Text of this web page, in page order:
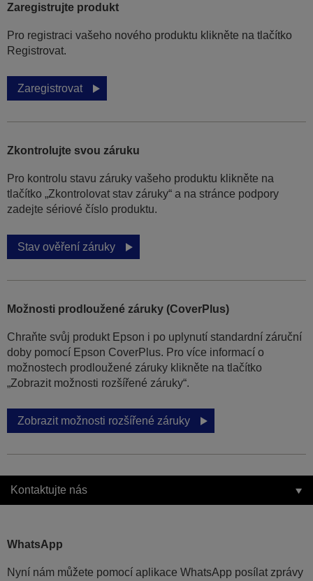
Zaregistrujte produkt
Pro registraci vašeho nového produktu klikněte na tlačítko
Registrovat.
Zaregistrovat
Zkontrolujte svou záruku
Pro kontrolu stavu záruky vašeho produktu klikněte na
tlačítko „Zkontrolovat stav záruky“ a na stránce podpory
zadejte sériové číslo produktu.
Stav ověření záruky
Možnosti prodloužené záruky (CoverPlus)
Chraňte svůj produkt Epson i po uplynutí standardní záruční
doby pomocí Epson CoverPlus. Pro více informací o
možnostech prodloužené záruky klikněte na tlačítko
„Zobrazit možnosti rozšířené záruky“.
Zobrazit možnosti rozšířené záruky
Kontaktujte nás
WhatsApp
Nyní nám můžete pomocí aplikace WhatsApp posílat zprávy